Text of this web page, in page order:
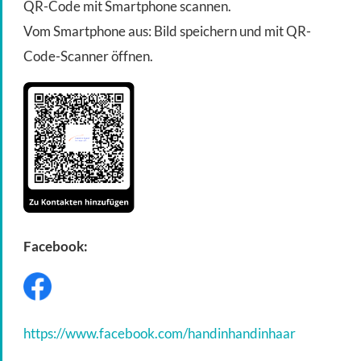
QR-Code mit Smartphone scannen.
Vom Smartphone aus: Bild speichern und mit QR-
Code-Scanner öffnen.
Facebook:
https://www.facebook.com/handinhandinhaar